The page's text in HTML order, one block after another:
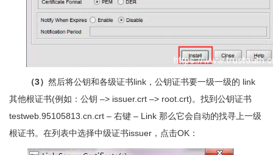
（3） 然后将公钥和各级证书link，公钥证书要一级一级的 link
其他根证书(例如：公钥 –> issuer.crt –> root.crt)。找到公钥证书
testweb.95105813.cn.crt – 右键 – Link 那么它会自动的找寻上一级
根证书。在列表中选择中级证书issuer，点击OK：